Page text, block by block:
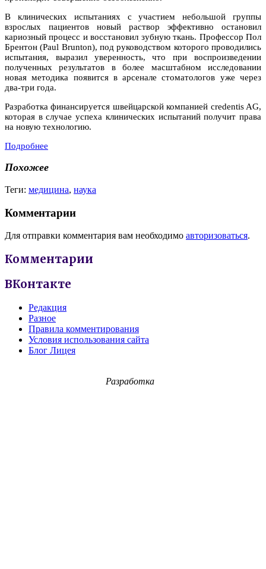
В клинических испытаниях с участием небольшой группы
взрослых пациентов новый раствор эффективно остановил
кариозный процесс и восстановил зубную ткань. Профессор Пол
Брентон (Paul Brunton), под руководством которого проводились
испытания, выразил уверенность, что при воспроизведении
полученных результатов в более масштабном исследовании
новая методика появится в арсенале стоматологов уже через
два-три года.
Разработка финансируется швейцарской компанией credentis AG,
которая в случае успеха клинических испытаний получит права
на новую технологию.
Подробнее
Похожее
Теги: медицина, наука
Комментарии
Для отправки комментария вам необходимо авторизоваться.
Комментарии
ВКонтакте
Редакция
Разное
Правила комментирования
Условия использования сайта
Блог Лицея
Разработка